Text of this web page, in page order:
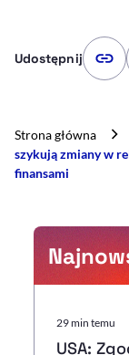
29 min temu
USA:
Udostępnij
Strona główna
szykują zmiany w
finansami